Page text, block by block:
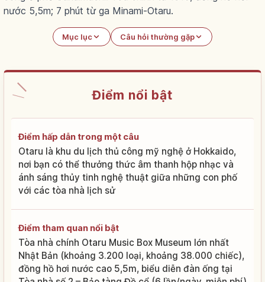
nước 5,5m; 7 phút từ ga Minami-Otaru.
Mục lục Câu hỏi thường gặp
Điểm nổi bật
Điểm hấp dẫn trong một câu
Otaru là khu du lịch thủ công mỹ nghệ ở Hokkaido,
nơi bạn có thể thưởng thức âm thanh hộp nhạc và
ánh sáng thủy tinh nghệ thuật giữa những con phố
với các tòa nhà lịch sử
Điểm tham quan nổi bật
Tòa nhà chính Otaru Music Box Museum lớn nhất
Nhật Bản (khoảng 3.200 loại, khoảng 38.000 chiếc),
đồng hồ hơi nước cao 5,5m, biểu diễn đàn ống tại